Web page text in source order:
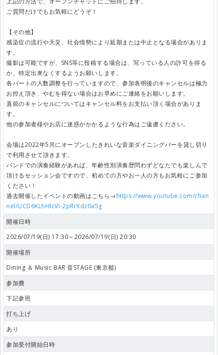
ご質問だけでもお気軽にどうぞ！
【その他】
感染症の流行や天災、社会情勢により延期または中止となる場合がありま
す。
撮影は可能ですが、SNS等に投稿する場合は、写っている人の許可を得る
か、特定出来なくするようお願いします。
各パートの人数調整を行っていますので、参加表明後のキャンセルは極力
お控え頂き、やむを得ない場合はお早めにご連絡をお願いします。
直前のキャンセルについてはキャンセル料をお支払い頂く場合がありま
す。
他の参加者様やお店に迷惑がかかるような行為はご遠慮ください。
会場は2022年5月にオープンしたきれいな音楽ダイニングバーを貸し切り
で利用させて頂きます。
バンドでの演奏経験があれば、年齢性別演奏歴問わずどなたでも楽しんで
頂けるセッション会ですので、初めての方やお一人の方もお気軽にご参加
ください！
過去開催したイベントの動画はこちら→https://www.youtube.com/chan
nel/UCD6KLhHlcVI-2pRrXdz0a5g
開催日時
2026/07/19(日) 17:30～2026/07/19(日) 20:30
開催場所
Dining ＆ Music BAR 音STAGE (東京都)
参加費
下記参照
打ち上げ
あり
参加受付開始日時